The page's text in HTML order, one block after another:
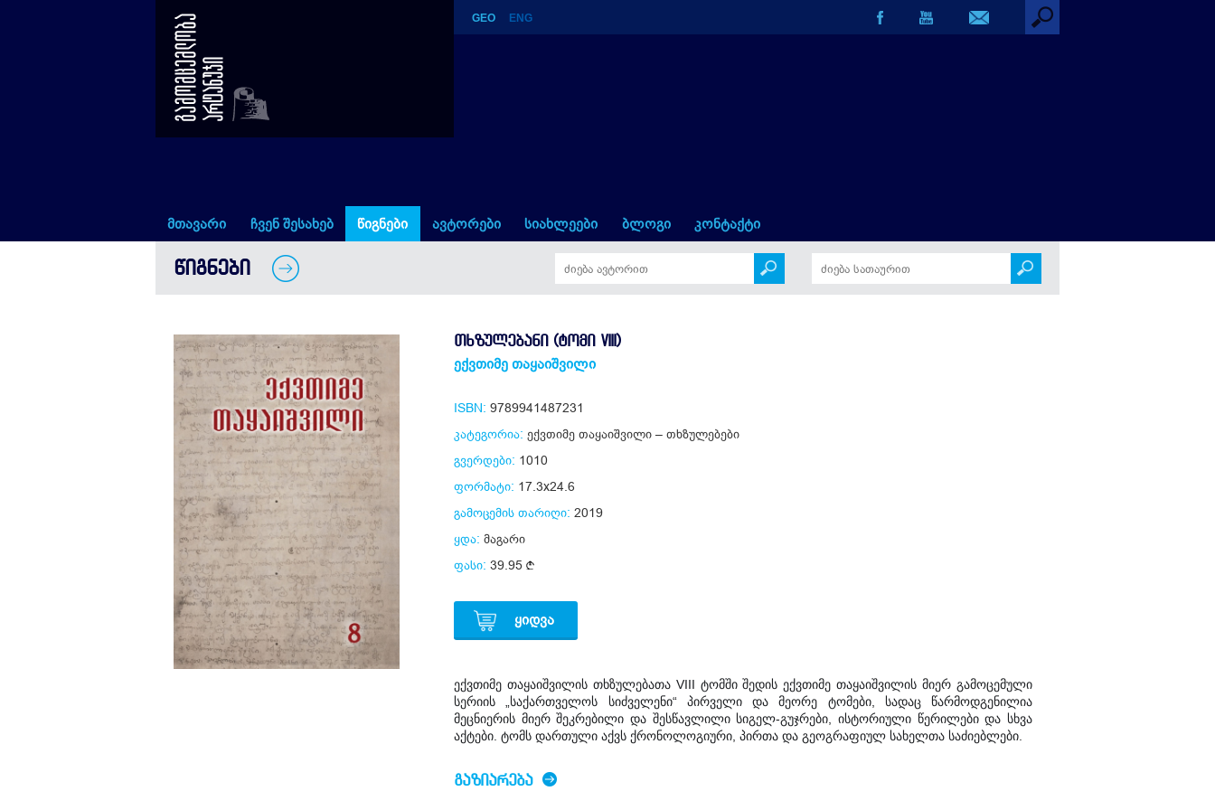
თხზულებანი (ტომი VIII)
GEO ENG
მთავარი ჩვენ შესახებ წიგნები ავტორები სიახლეები ბლოგი კონტაქტი
ᲬᲘᲒᲜᲔᲑᲘ
ᲗᲮᲖᲣᲚᲔᲑᲐᲜᲘ (ᲢᲝᲛᲘ VIII)
ექვთიმე თაყაიშვილი
ISBN: 9789941487231
კატეგორია: ექვთიმე თაყაიშვილი – თხზულებები
გვერდები: 1010
ფორმატი: 17.3x24.6
გამოცემის თარიღი: 2019
ყდა: მაგარი
ფასი: 39.95
ᲧᲘᲓᲕᲐ
ექვთიმე თაყაიშვილის თხზულებათა VIII ტომში შედის ექვთიმე თაყაიშვილის მიერ გამოცემული
სერიის „საქართველოს სიძველენი“ პირველი და მეორე ტომები, სადაც წარმოდგენილია
მეცნიერის მიერ შეკრებილი და შესწავლილი სიგელ-გუჯრები, ისტორიული წერილები და სხვა
აქტები. ტომს დართული აქვს ქრონოლოგიური, პირთა და გეოგრაფიულ სახელთა საძიებლები.
ᲒᲐᲖᲘᲐᲠᲔᲑᲐ